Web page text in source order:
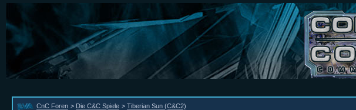
CnC Foren > Die C&C Spiele > Tiberian Sun (C&C2)